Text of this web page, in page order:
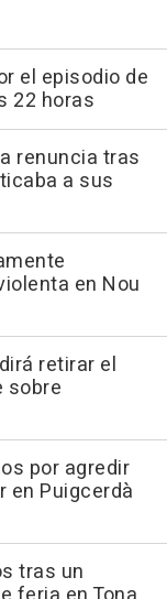
el episodio de
22 horas
renuncia tras
a sus
en Nou
retirar el
sobre
por agredir
en Puigcerdà
tras un